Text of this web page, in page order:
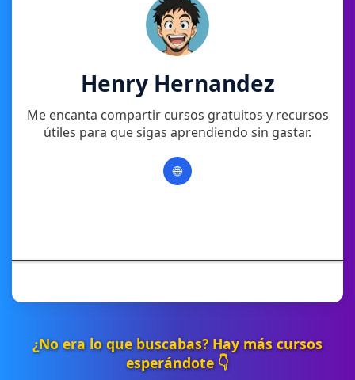
Henry Hernandez
Me encanta compartir cursos gratuitos y recursos
útiles para que sigas aprendiendo sin gastar.
🌐
¿No era lo que buscabas? Hay más cursos
esperándote 👇